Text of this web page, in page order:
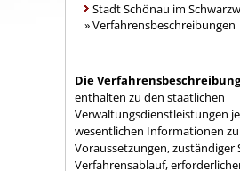
Stadt Schönau im
»Verfahrensbeschreibungen
Die
enthalten zu den staatlichen
Verwaltungsdienstleistungen
wesentlichen Informationen zu
Voraussetzungen, zuständiger
Verfahrensablauf,